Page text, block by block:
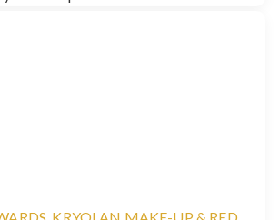
KRYOLAN MAKE-UP & RED